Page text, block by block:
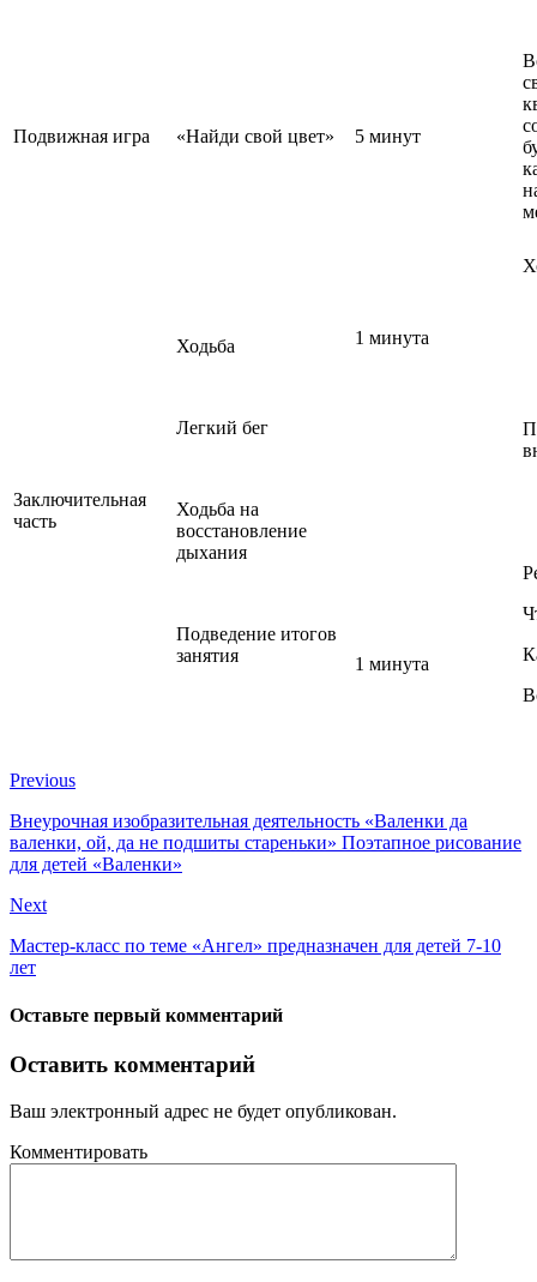
Подвижная игра «Найди свой цвет» 5 минут
Заключительная
часть
Ходьба
Легкий бег
Ходьба на
восстановление
дыхания
Подведение итогов
занятия
1 минута
1 минута
Previous
Внеурочная изобразительная деятельность «Валенки да
валенки, ой, да не подшиты стареньки» Поэтапное рисование
для детей «Валенки»
Next
Мастер-класс по теме «Ангел» предназначен для детей 7-10
лет
Оставьте первый комментарий
Оставить комментарий
Ваш электронный адрес не будет опубликован.
Комментировать